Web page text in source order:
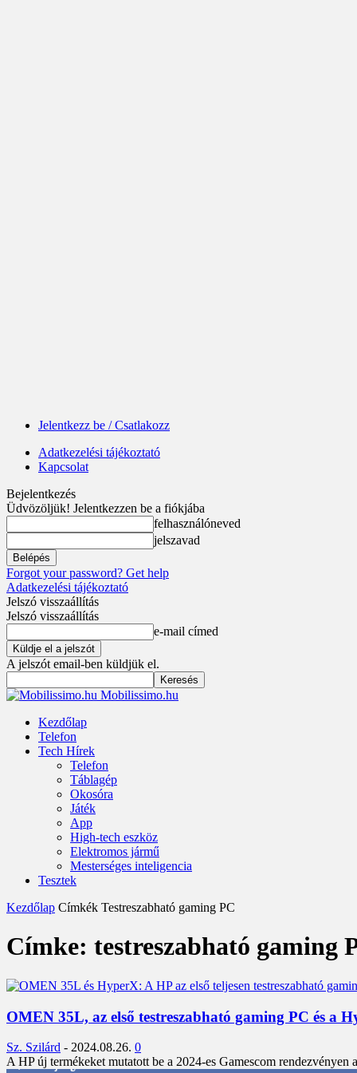
Jelentkezz be / Csatlakozz
Adatkezelési tájékoztató
Kapcsolat
Bejelentkezés
Üdvözöljük! Jelentkezzen be a fiókjába
felhasználóneved
jelszavad
Forgot your password? Get help
Adatkezelési tájékoztató
Jelszó visszaállítás
Jelszó visszaállítás
e-mail címed
A jelszót email-ben küldjük el.
Mobilissimo.hu
Kezdőlap
Telefon
Tech Hírek
Telefon
Táblagép
Okosóra
Játék
App
High-tech eszköz
Elektromos jármű
Mesterséges inteligencia
Tesztek
Kezdőlap Címkék Testreszabható gaming PC
Címke: testreszabható gaming
OMEN 35L, az első testreszabható gaming PC és a
Sz. Szilárd - 2024.08.26. 0
A HP új termékeket mutatott be a 2024-es Gamescom
3,452
Rajongók